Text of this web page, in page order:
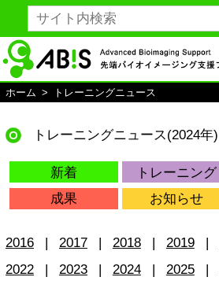
ホームへ戻る
ABiSとは
支援内容
総括支援
ホーム トレーニングニュース
トレーニングニュース(2024年)
新着 トレーニング
成果
お知らせ
2016 2017 2018 2019
2022
2023 2024 2025